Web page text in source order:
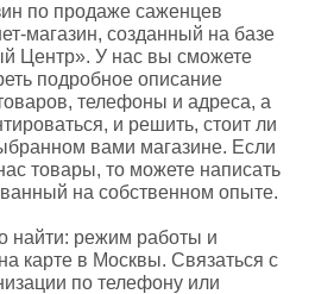
по продаже саженцев
магазин, созданный на базе
Центр». У нас вы сможете
подробное описание
телефоны и адреса, а
и решить, стоит ли
вами магазине. Если
товары, то можете написать
на собственном опыте.
найти: режим работы и
карте в Москвы. Связаться с
по телефону или